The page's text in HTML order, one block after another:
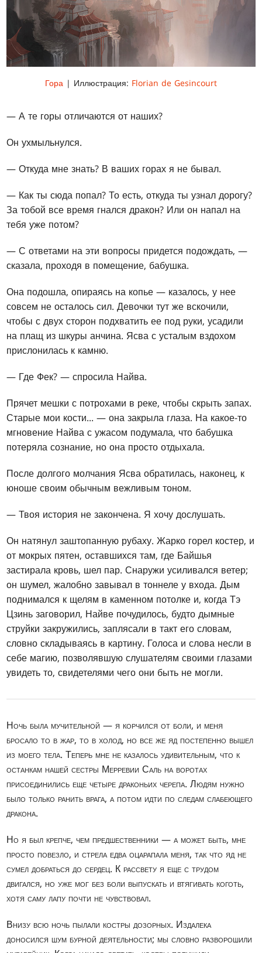
Гора | Иллюстрация: Florian de Gesincourt
— А те горы отличаются от наших?
Он ухмыльнулся.
— Откуда мне знать? В ваших горах я не бывал.
— Как ты сюда попал? То есть, откуда ты узнал дорогу?
За тобой все время гнался дракон? Или он напал на
тебя уже потом?
— С ответами на эти вопросы придется подождать, —
сказала, проходя в помещение, бабушка.
Она подошла, опираясь на копье — казалось, у нее
совсем не осталось сил. Девочки тут же вскочили,
чтобы с двух сторон подхватить ее под руки, усадили
на плащ из шкуры анчина. Ясва с усталым вздохом
прислонилась к камню.
— Где Фек? — спросила Найва.
Прячет мешки с потрохами в реке, чтобы скрыть запах.
Старые мои кости... — она закрыла глаза. На какое-то
мгновение Найва с ужасом подумала, что бабушка
потеряла сознание, но она просто отдыхала.
После долгого молчания Ясва обратилась, наконец, к
юноше своим обычным вежливым тоном.
— Твоя история не закончена. Я хочу дослушать.
Он натянул заштопанную рубаху. Жарко горел костер, и
от мокрых пятен, оставшихся там, где Байшья
застирала кровь, шел пар. Снаружи усиливался ветер;
он шумел, жалобно завывал в тоннеле у входа. Дым
поднимался к щелям в каменном потолке и, когда Тэ
Цзинь заговорил, Найве почудилось, будто дымные
струйки закружились, заплясали в такт его словам,
словно складываясь в картину. Голоса и слова несли в
себе магию, позволявшую слушателям своими глазами
увидеть то, свидетелями чего они быть не могли.
Ночь была мучительной — я корчился от боли, и меня
бросало то в жар, то в холод, но все же яд постепенно вышел
из моего тела. Теперь мне не казалось удивительным, что к
останкам нашей сестры Мерревии Саль на воротах
присоединились еще четыре драконьих черепа. Людям нужно
было только ранить врага, а потом идти по следам слабеющего
дракона.
Но я был крепче, чем предшественники — а может быть, мне
просто повезло, и стрела едва оцарапала меня, так что яд не
сумел добраться до сердец. К рассвету я еще с трудом
двигался, но уже мог без боли выпускать и втягивать коготь,
хотя саму лапу почти не чувствовал.
Внизу всю ночь пылали костры дозорных. Издалека
доносился шум бурной деятельности; мы словно разворошили